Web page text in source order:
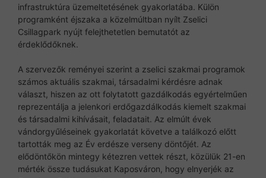
infrastruktúra üzemeltetésének gyakorlatába. Külön
programként éjszaka a közelmúltban nyílt Zselici
Csillagpark nyújt felejthetetlen bemutatót az
érdeklődőknek.
A szervezők reményei szerint a zselici szakmai programok
számos aktuális szakmai, társadalmi kérdésre adnak
választ, hiszen az ott folytatott gazdálkodás egyértelműen
reprezentálja a jelenkori erdőgazdálkodás kiemelt szakmai
és társadalmi kihívásait, feladatait. Az elmúlt évek
vándorgyűléseinek gyakorlatát követve a találkozó előtt
tartották meg az Év erdésze verseny döntőjét. Az
elődöntőkön mintegy kétezren vettek részt, közülük 21-en
mérték össze tudásukat Kaposváron, hogy elnyerjék az